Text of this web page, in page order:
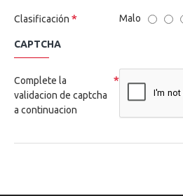
Clasificación Malo
CAPTCHA
Complete la
validacion de captcha
a continuacion